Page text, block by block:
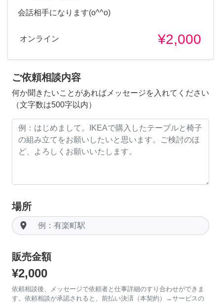
会話相手になります(o^^o)
オンライン ¥2,000
ご依頼相談内容
何か聞きたいことがあればメッセージを入れてください
（文字数は500字以内）
場所
room
販売金額
¥2,000
依頼相談後、メッセージで依頼者と仕事詳細のすり合わせができま
す。依頼相談が承認されると、前払い決済（本契約）→サービスの